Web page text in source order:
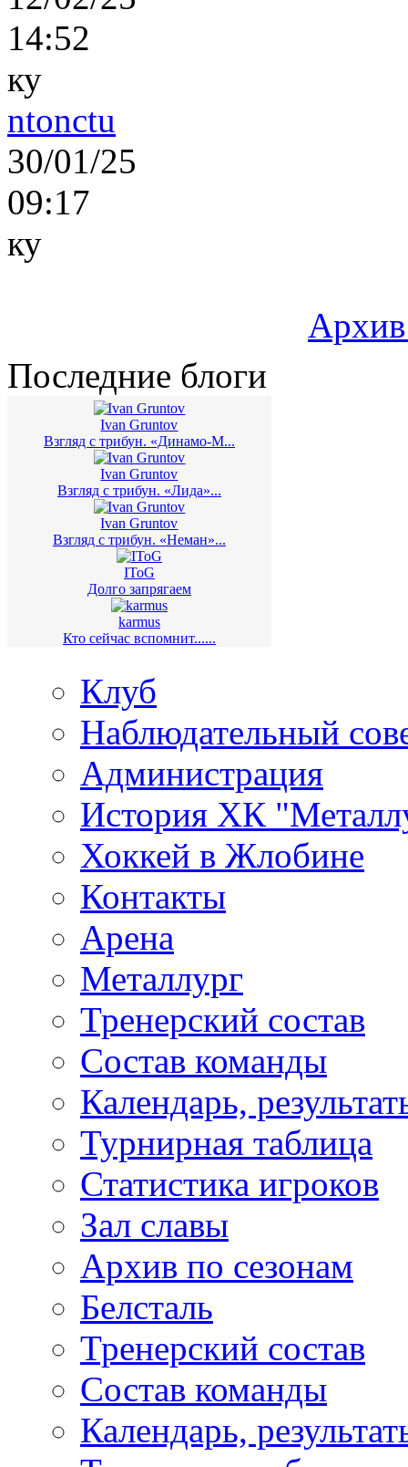
14:52
ку
ntonctu
30/01/25
09:17
ку
Последние блоги
Ivan Gruntov
Взгляд с трибун. «Динамо-М...
Ivan Gruntov
Взгляд с трибун. «Лида»...
Ivan Gruntov
Взгляд с трибун. «Неман»...
IToG
Долго запрягаем
karmus
Кто сейчас вспомнит......
Клуб
Наблюдательный
Администрация
История ХК
Хоккей в Жлобине
Контакты
Арена
Металлург
Тренерский состав
Состав команды
Календарь,
Турнирная таблица
Статистика игроков
Зал славы
Архив по сезонам
Белсталь
Тренерский состав
Состав команды
Календарь,